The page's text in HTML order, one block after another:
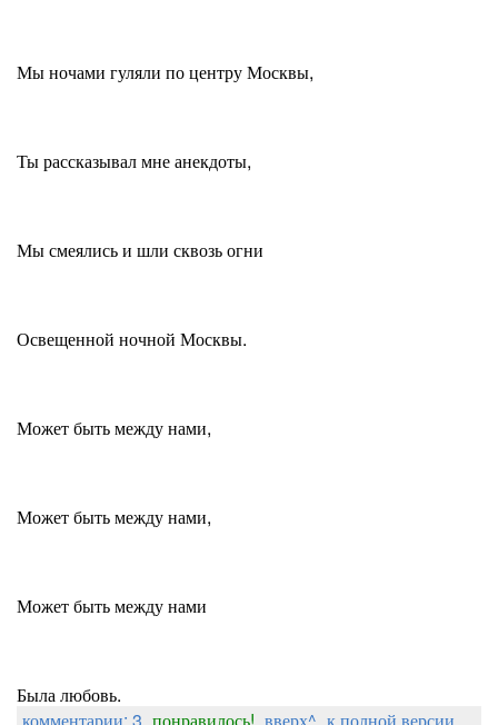
Мы ночами гуляли по центру Москвы,
Ты рассказывал мне анекдоты,
Мы смеялись и шли сквозь огни
Освещенной ночной Москвы.
Может быть между нами,
Может быть между нами,
Может быть между нами
Была любовь.